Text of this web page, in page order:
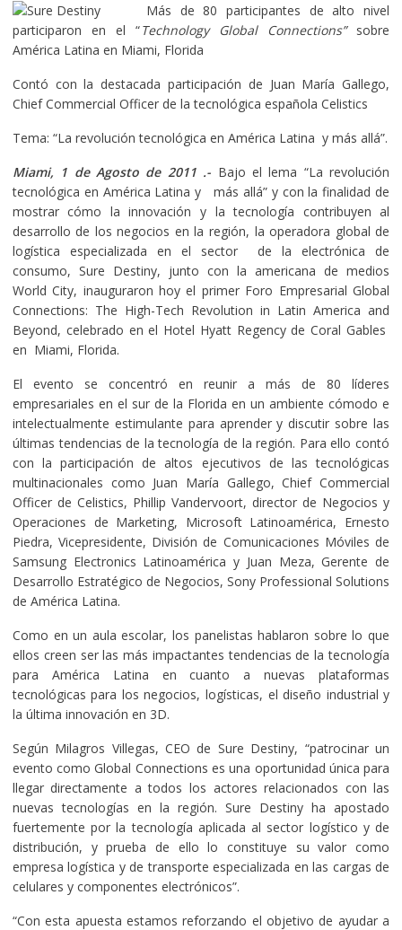
Más de 80 participantes de alto nivel
participaron en el “Technology Global Connections”sobre
América Latina en Miami, Florida
Contó con la destacada participación de Juan María Gallego,
Chief Commercial Officer de la tecnológica española Celistics
Tema: “La revolución tecnológica en América Latina y más allá”.
Miami, 1 de Agosto de 2011 .- Bajo el lema “La revolución
tecnológica en América Latina y más allá” y con la finalidad de
mostrar cómo la innovación y la tecnología contribuyen al
desarrollo de los negocios en la región, la operadora global de
logística especializada en el sector de la electrónica de
consumo, Sure Destiny, junto con la americana de medios
World City, inauguraron hoy el primer Foro Empresarial Global
Connections: The High-Tech Revolution in Latin America and
Beyond, celebrado en el Hotel Hyatt Regency de Coral Gables
en Miami, Florida.
El evento se concentró en reunir a más de 80 líderes
empresariales en el sur de la Florida en un ambiente cómodo e
intelectualmente estimulante para aprender y discutir sobre las
últimas tendencias de la tecnología de la región. Para ello contó
con la participación de altos ejecutivos de las tecnológicas
multinacionales como Juan María Gallego, Chief Commercial
Officer de Celistics, Phillip Vandervoort, director de Negocios y
Operaciones de Marketing, Microsoft Latinoamérica, Ernesto
Piedra, Vicepresidente, División de Comunicaciones Móviles de
Samsung Electronics Latinoamérica y Juan Meza, Gerente de
Desarrollo Estratégico de Negocios, Sony Professional Solutions
de América Latina.
Como en un aula escolar, los panelistas hablaron sobre lo que
ellos creen ser las más impactantes tendencias de la tecnología
para América Latina en cuanto a nuevas plataformas
tecnológicas para los negocios, logísticas, el diseño industrial y
la última innovación en 3D.
Según Milagros Villegas, CEO de Sure Destiny, “patrocinar un
evento como Global Connections es una oportunidad única para
llegar directamente a todos los actores relacionados con las
nuevas tecnologías en la región. Sure Destiny ha apostado
fuertemente por la tecnología aplicada al sector logístico y de
distribución, y prueba de ello lo constituye su valor como
empresa logística y de transporte especializada en las cargas de
celulares y componentes electrónicos”.
“Con esta apuesta estamos reforzando el objetivo de ayudar a